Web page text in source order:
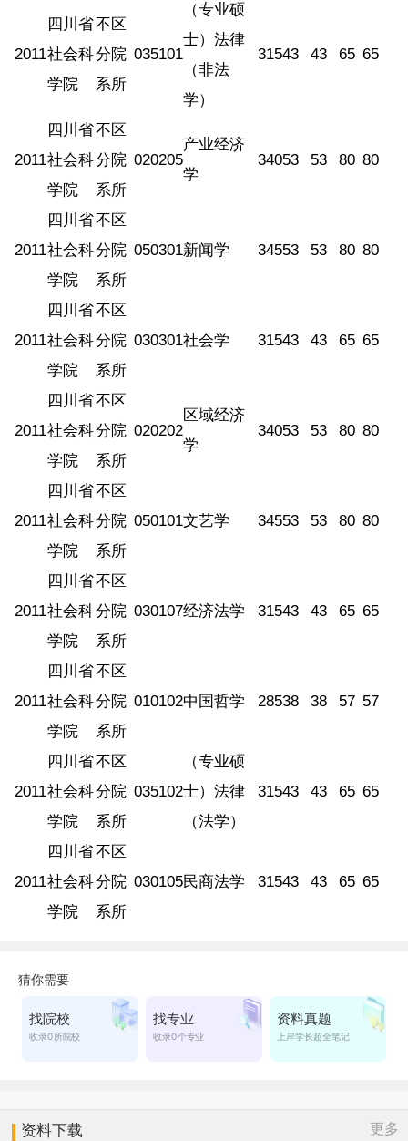
2011
四川省
社会科
学院
不区
分院
系所
035101
（专业硕
士）法律
（非法
学）
31543 43 65 65
2011
四川省
社会科
学院
不区
分院
系所
020205
产业经济
学
34053 53 80 80
2011
四川省
社会科
学院
不区
分院
系所
050301新闻学 34553 53 80 80
2011
四川省
社会科
学院
不区
分院
系所
030301社会学 31543 43 65 65
2011
四川省
社会科
学院
不区
分院
系所
020202
区域经济
学
34053 53 80 80
2011
四川省
社会科
学院
不区
分院
系所
050101文艺学 34553 53 80 80
2011
四川省
社会科
学院
不区
分院
系所
030107经济法学 31543 43 65 65
2011
四川省
社会科
学院
不区
分院
系所
010102中国哲学 28538 38 57 57
2011
四川省
社会科
学院
不区
分院
系所
035102
（专业硕
士）法律
（法学）
31543 43 65 65
2011
四川省
社会科
学院
不区
分院
系所
030105民商法学 31543 43 65 65
资料下载 更多